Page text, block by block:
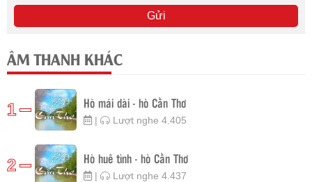
Gửi
ÂM THANH KHÁC
1 Hò mái dài - hò Cần Thơ
| Lượt nghe 4.405
2 Hò huê tình - hò Cần Thơ
| Lượt nghe 4.437